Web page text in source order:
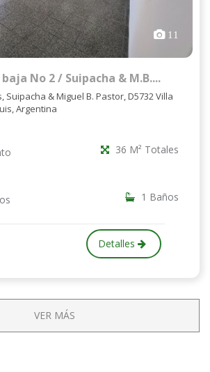
11
No 2 / Suipacha & M.B....
Suipacha & Miguel B. Pastor, D5732 Villa
Argentina
36 M² Totales
1 Baños
Detalles
VER MÁS